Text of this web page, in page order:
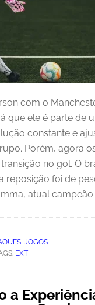
com o
que ele é parte de
constante e
Porém, agora
no gol. O
reposição foi de
atual campeão
, JOGOS
EXT
a